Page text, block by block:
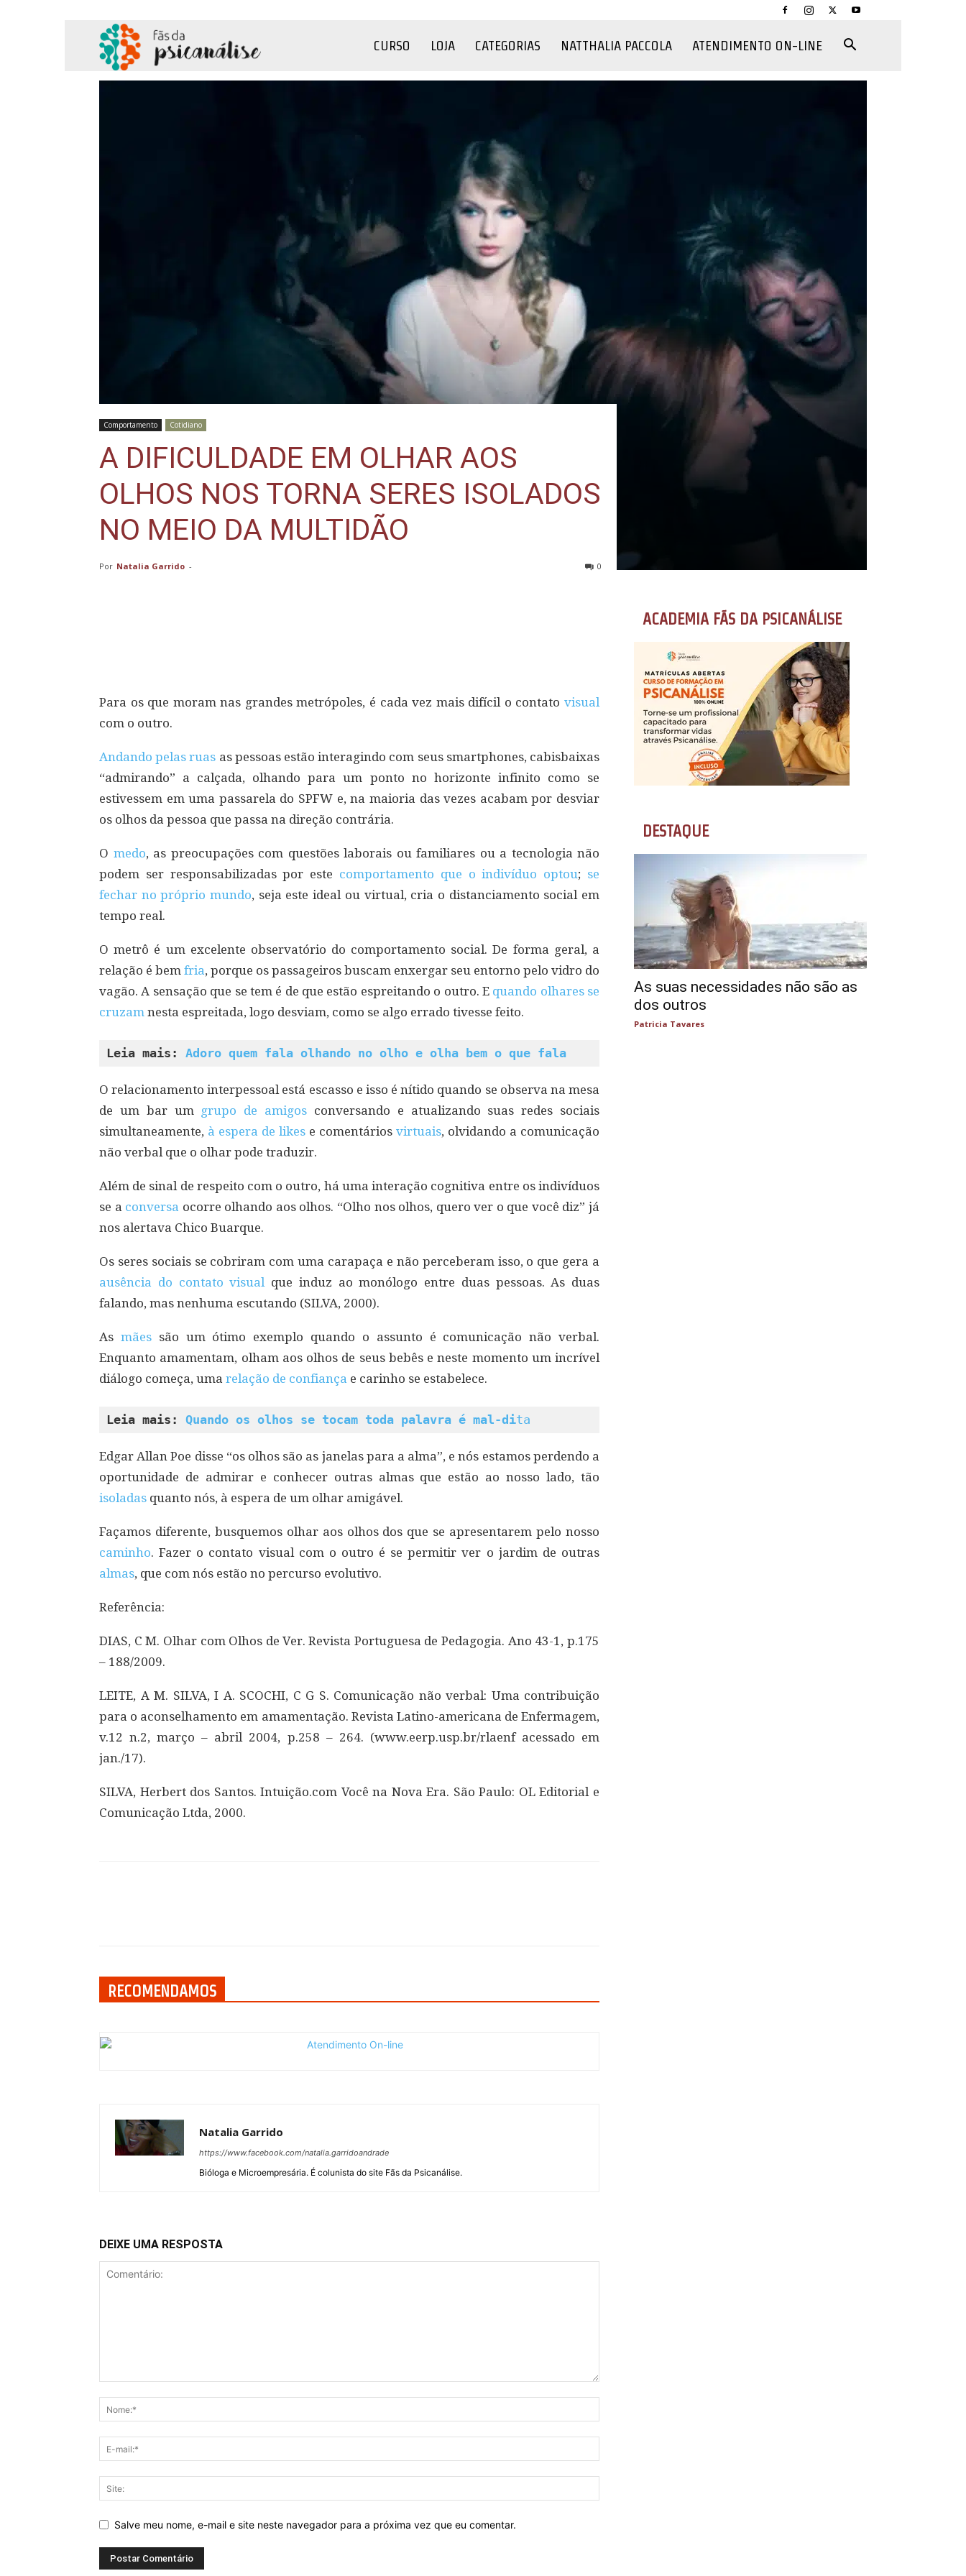
CURSO LOJA CATEGORIAS NATTHALIA PACCOLA ATENDIMENTO ON-LINE
Comportamento Cotidiano
A DIFICULDADE EM OLHAR AOS
OLHOS NOS TORNA SERES ISOLADOS
NO MEIO DA MULTIDÃO
Por Natalia Garrido - 0
Para os que moram nas grandes metrópoles, é cada vez mais difícil o contato visual
com o outro.
Andando pelas ruas as pessoas estão interagindo com seus smartphones, cabisbaixas
“admirando” a calçada, olhando para um ponto no horizonte infinito como se
estivessem em uma passarela do SPFW e, na maioria das vezes acabam por desviar
os olhos da pessoa que passa na direção contrária.
O medo, as preocupações com questões laborais ou familiares ou a tecnologia não
podem ser responsabilizadas por este comportamento que o indivíduo optou; se
fechar no próprio mundo, seja este ideal ou virtual, cria o distanciamento social em
tempo real.
O metrô é um excelente observatório do comportamento social. De forma geral, a
relação é bem fria, porque os passageiros buscam enxergar seu entorno pelo vidro do
vagão. A sensação que se tem é de que estão espreitando o outro. E quando olhares se
cruzam nesta espreitada, logo desviam, como se algo errado tivesse feito.
Leia mais: Adoro quem fala olhando no olho e olha bem o que fala
O relacionamento interpessoal está escasso e isso é nítido quando se observa na mesa
de um bar um grupo de amigos conversando e atualizando suas redes sociais
simultaneamente, à espera de likes e comentários virtuais, olvidando a comunicação
não verbal que o olhar pode traduzir.
Além de sinal de respeito com o outro, há uma interação cognitiva entre os indivíduos
se a conversa ocorre olhando aos olhos. “Olho nos olhos, quero ver o que você diz” já
nos alertava Chico Buarque.
Os seres sociais se cobriram com uma carapaça e não perceberam isso, o que gera a
ausência do contato visualque induz ao monólogo entre duas pessoas. As duas
falando, mas nenhuma escutando (SILVA, 2000).
As mãessão um ótimo exemplo quando o assunto é comunicação não verbal.
Enquanto amamentam, olham aos olhos de seus bebês e neste momento um incrível
diálogo começa, uma relação de confiança e carinho se estabelece.
Leia mais: Quando os olhos se tocam toda palavra é mal-dita
Edgar Allan Poe disse “os olhos são as janelas para a alma”, e nós estamos perdendo a
oportunidade de admirar e conhecer outras almas que estão ao nosso lado, tão
isoladas quanto nós, à espera de um olhar amigável.
Façamos diferente, busquemos olhar aos olhos dos que se apresentarem pelo nosso
caminho. Fazer o contato visual com o outro é se permitir ver o jardim de outras
almas, que com nós estão no percurso evolutivo.
Referência:
DIAS, C M. Olhar com Olhos de Ver. Revista Portuguesa de Pedagogia. Ano 43-1, p.175
– 188/2009.
LEITE, A M. SILVA, I A. SCOCHI, C G S. Comunicação não verbal: Uma contribuição
para o aconselhamento em amamentação. Revista Latino-americana de Enfermagem,
v.12 n.2, março – abril 2004, p.258 – 264. (www.eerp.usp.br/rlaenf acessado em
jan./17).
SILVA, Herbert dos Santos. Intuição.com Você na Nova Era. São Paulo: OL Editorial e
Comunicação Ltda, 2000.
RECOMENDAMOS
Natalia Garrido
https://www.facebook.com/natalia.garridoandrade
Bióloga e Microempresária. É colunista do site Fãs da Psicanálise.
DEIXE UMA RESPOSTA
Salve meu nome, e-mail e site neste navegador para a próxima vez que eu comentar.
ACADEMIA FÃS DA PSICANÁLISE
DESTAQUE
As suas necessidades não são as
dos outros
Patricia Tavares